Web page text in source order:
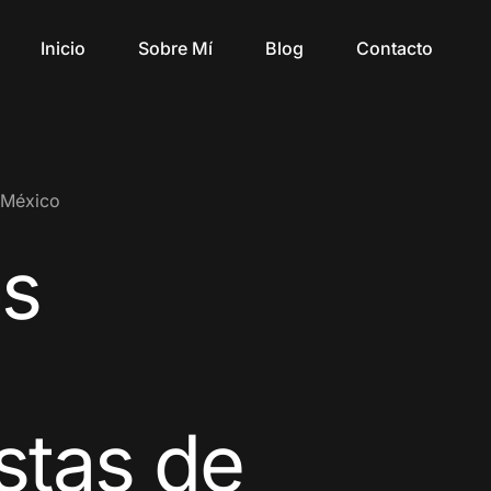
Inicio Sobre Mí Blog Contacto
de